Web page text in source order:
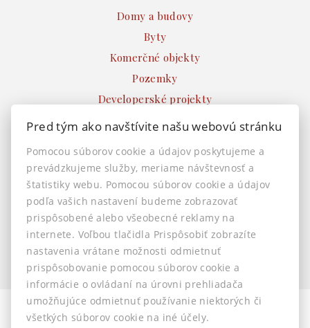
Domy a budovy
Byty
Komerčné objekty
Pozemky
Developerské projekty
Ostatné
INFO
Makléri
Napíšte nám
Kontakt
Nastavenie cookies
© 2026 -AstonReal s.r.o.
Pred tým ako navštívite našu webovú stránku
Pomocou súborov cookie a údajov poskytujeme a
prevádzkujeme služby, meriame návštevnosť a
štatistiky webu. Pomocou súborov cookie a údajov
podľa vašich nastavení budeme zobrazovať
prispôsobené alebo všeobecné reklamy na
internete. Voľbou tlačidla Prispôsobiť zobrazíte
nastavenia vrátane možnosti odmietnuť
prispôsobovanie pomocou súborov cookie a
informácie o ovládaní na úrovni prehliadača
umožňujúce odmietnuť používanie niektorých či
všetkých súborov cookie na iné účely.